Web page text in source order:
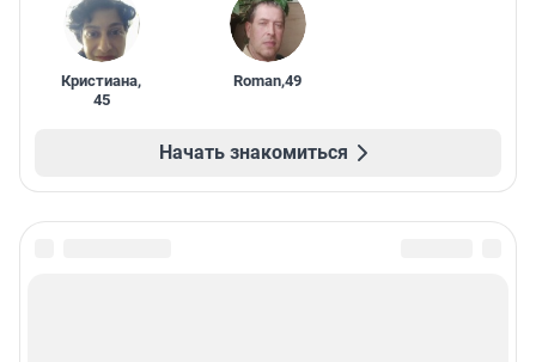
Кристиана,
45
Roman,49
Начать знакомиться